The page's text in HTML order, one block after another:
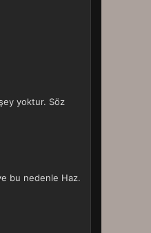
yoktur. Söz
bu nedenle Haz.